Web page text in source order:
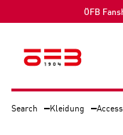
ÖFB
Search Kleidung